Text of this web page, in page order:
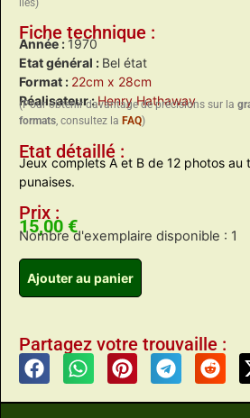
liés)
Fiche technique :
Année : 1970
Etat général : Bel état
Format : 22cm x 28cm
Réalisateur :Henry Hathaway
(Pour obtenir davantage de précisions sur la
formats, consultez la FAQ)
Etat détaillé :
Jeux complets A et B de 12 photos au
punaises.
Prix :
15,00 €
Nombre d'exemplaire disponible : 1
Ajouter au panier
Partagez votre trouvaille :